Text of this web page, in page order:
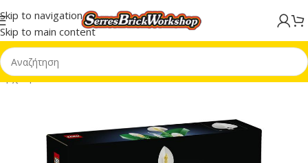
Skip to navigation
Skip to main content
Αρχική σελίδα/LEGO® Botanical Collection